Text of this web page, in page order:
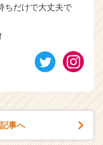
ちだけで大丈夫で
事へ